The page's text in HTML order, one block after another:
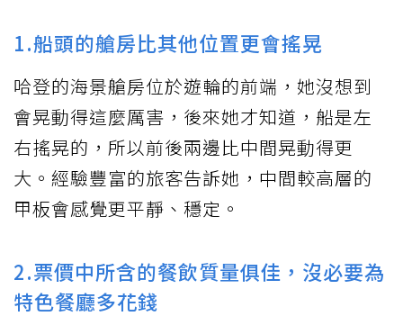
1.船頭的艙房比其他位置更會搖晃
哈登的海景艙房位於遊輪的前端，她沒想到
會晃動得這麼厲害，後來她才知道，船是左
右搖晃的，所以前後兩邊比中間晃動得更
大。經驗豐富的旅客告訴她，中間較高層的
甲板會感覺更平靜、穩定。
2.票價中所含的餐飲質量俱佳，沒必要為
特色餐廳多花錢